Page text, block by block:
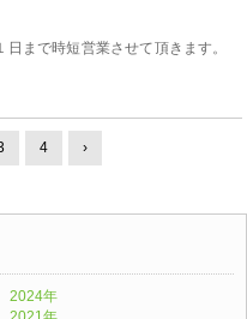
まで時短営業させて頂きます。
4 ›
2024年